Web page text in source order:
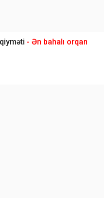
- Ən bahalı orqan